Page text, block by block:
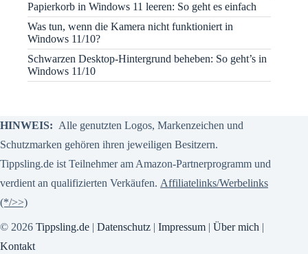
Papierkorb in Windows 11 leeren: So geht es einfach
Was tun, wenn die Kamera nicht funktioniert in
Windows 11/10?
Schwarzen Desktop-Hintergrund beheben: So geht’s in
Windows 11/10
HINWEIS: Alle genutzten Logos, Markenzeichen und
Schutzmarken gehören ihren jeweiligen Besitzern.
Tippsling.de ist Teilnehmer am Amazon-Partnerprogramm und
verdient an qualifizierten Verkäufen. Affiliatelinks/Werbelinks
(*/>>)
© 2026 Tippsling.de | Datenschutz | Impressum | Über mich |
Kontakt